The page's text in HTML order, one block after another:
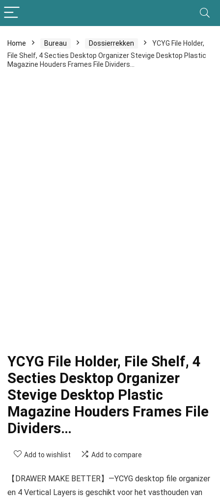
Home Bureau Dossierrekken
YCYG File Holder,
File Shelf, 4 Secties Desktop Organizer Stevige Desktop Plastic
Magazine Houders Frames File Dividers…
YCYG File Holder, File Shelf, 4
Secties Desktop Organizer
Stevige Desktop Plastic
Magazine Houders Frames File
Dividers…
Add to wishlist Add to compare
【DRAWER MAKE BETTER】—YCYG desktop file organizer
en 4 Vertical Layers is geschikt voor het vasthouden van